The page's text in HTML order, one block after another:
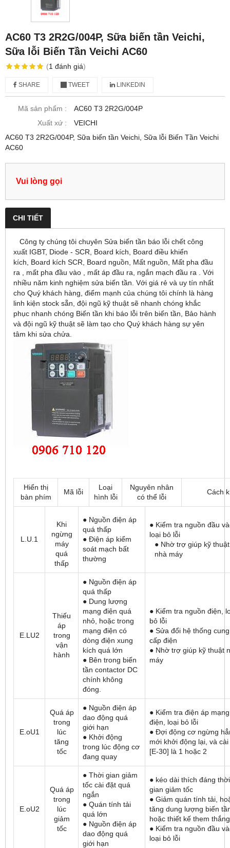
AC60 T3 2R2G/004P, Sữa biến tần Veichi,
Sữa lỗi Biến Tần Veichi AC60
(1 đánh giá)
SHARE TWEET LINKEDIN
Mã sản phẩm :
AC60 T3 2R2G/004P
Xuất xứ :
VEICHI
AC60 T3 2R2G/004P, Sữa biến tần Veichi, Sữa lỗi Biến Tần Veichi
AC60
Vui lòng gọi
CHI TIẾT
Công ty chúng tôi chuyên Sửa biến tần báo lỗi chết công
xuất IGBT, Diode - SCR, Board kích, Board điều khiển
kích, Board kích SCR, Board nguồn, Mất nguồn, Mất pha đầu
ra , mất pha đầu vào , mất áp đầu ra, ngắn mạch đầu ra . Với
nhiều năm kinh nghiệm sửa biến tần. Với giá rẻ và uy tín nhất
cho Quý khách hàng, điểm mạnh của chúng tôi chính là hàng
linh kiện stock sẵn, đội ngũ kỹ thuật sẽ nhanh chóng khắc
phục nhanh chóng Biến tần khi báo lỗi trên biến tần, Bảo hành
và đội ngũ kỹ thuật sẽ làm tạo cho Quý khách hàng sự yên
tâm khi sửa chửa.
Hiển thị
bàn phím
Mã lỗi
Loại
hình lỗi
Nguyên nhân
có thể lỗi
Cách
L.U.1
Khi
ngừng
máy
quá
thấp
● Nguồn điện áp
quá thấp
● Điện áp kiểm
soát mạch bất
thường
● Kiểm tra nguồn đầu
loại bỏ lỗi
● Nhờ trợ giúp kỹ thuật
nhà máy
E.LU2
Thiếu
áp
trong
vận
hành
● Nguồn điện áp
quá thấp
● Dung lượng
mạng điện quá
nhỏ, hoặc trong
mạng điện có
dòng điện xung
kích quá lớn
● Bên trong biến
tần contactor DC
chính không
đóng.
● Kiểm tra nguồn điện,
bỏ lỗi
● Sửa đổi hệ thống cung
cấp điện
● Nhờ trợ giúp kỹ thuật
máy
E.oU1
Quá áp
trong
lúc
tăng
tốc
● Nguồn điện áp
dao động quá
giới hạn
● Khởi động
trong lúc động cơ
đang quay
● Kiểm tra điện áp mạng
điện, loại bỏ lỗi
● Đợi động cơ ngừng
mới khởi động lại, và cài
[E-30] là 1 hoặc 2
E.oU2
Quá áp
trong
lúc
giảm
tốc
● Thời gian giảm
tốc cài đặt quá
ngắn
● Quán tính tải
quá lớn
● Nguồn điện áp
dao động quá
giới hạn
● kéo dài thích đáng thời
gian giảm tốc
● Giảm quán tính tải,
tăng dung lượng biến
hoặc thiết kế them thắng
● Kiểm tra nguồn đầu
loại bỏ lỗi